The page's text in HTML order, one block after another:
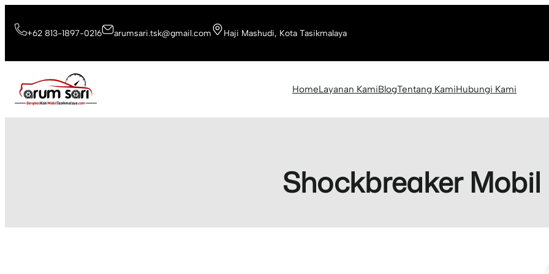
+62 813-1897-0216 arumsari.tsk@gmail.com Haji Mashudi, Kota Tasikmalaya
HomeLayanan KamiBlogTentang KamiHubungi Kami
Shockbreaker Mobil